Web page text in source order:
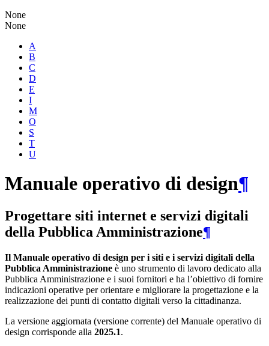
None
None
A
B
C
D
E
I
M
O
S
T
U
Manuale operativo di design¶
Progettare siti internet e servizi digitali
della Pubblica Amministrazione¶
Il Manuale operativo di design per i siti e i servizi digitali della
Pubblica Amministrazione è uno strumento di lavoro dedicato alla
Pubblica Amministrazione e i suoi fornitori e ha l’obiettivo di fornire
indicazioni operative per orientare e migliorare la progettazione e la
realizzazione dei punti di contatto digitali verso la cittadinanza.
La versione aggiornata (versione corrente) del Manuale operativo di
design corrisponde alla 2025.1.